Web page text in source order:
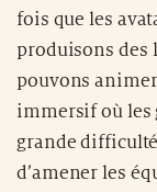
fois que les
produisons des
pouvons
immersif où les
grande difficulté
d’amener les